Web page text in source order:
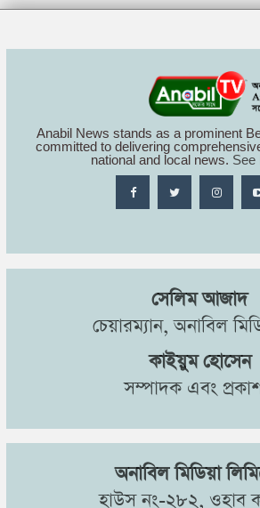
Anabil News stands as a prominent
committed to delivering
national and local news. See
সেলিম আজাদ
চেয়ারম্যান, অনাবিল
কাইয়ুম হোসেন
সম্পাদক এবং
অনাবিল মিডিয়া
হাউস নং-২৮২, ওহাব